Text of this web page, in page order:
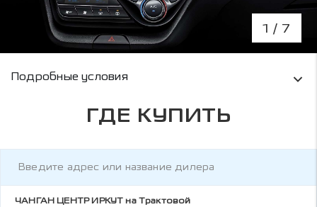
1 / 7
Условия кредитования и информация о
Подробные условия
ГДЕ КУПИТЬ
ЧАНГАН ЦЕНТР ИРКУТ на Трактовой